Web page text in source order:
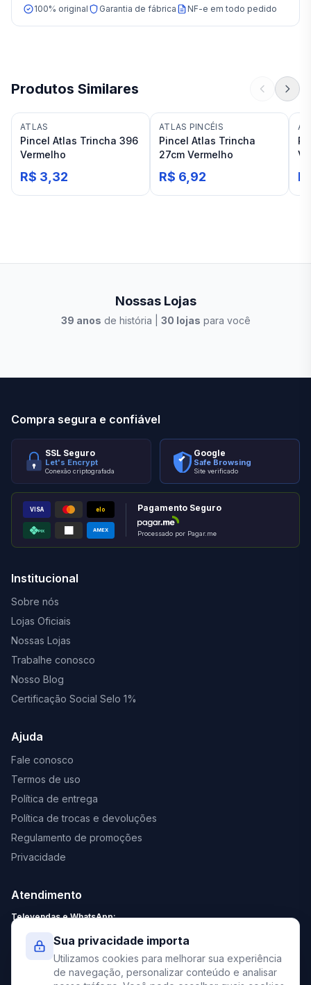
100% original Garantia de fábrica NF-e em todo pedido
Produtos Similares
ATLAS
Pincel Atlas Trincha 396
Vermelho
R$ 3,32
ATLAS PINCÉIS
Pincel Atlas Trincha
27cm Vermelho
R$ 6,92
Nossas Lojas
39 anos de história | 30 lojas para você
Compra segura e confiável
SSL Seguro
Let's Encrypt
Conexão criptografada
Google
Safe Browsing
Site verificado
VISA elo
PIX AMEX
Pagamento Seguro
Processado por Pagar.me
Institucional
Sobre nós
Lojas Oficiais
Nossas Lojas
Trabalhe conosco
Nosso Blog
Certificação Social Selo 1%
Ajuda
Fale conosco
Termos de uso
Política de entrega
Política de trocas e devoluções
Regulamento de promoções
Privacidade
Atendimento
Televendas e WhatsApp:
Sábado: 9:00 - 13:00
contato@elevato.com.br
Sua privacidade importa
Utilizamos cookies para melhorar sua experiência
de navegação, personalizar conteúdo e analisar